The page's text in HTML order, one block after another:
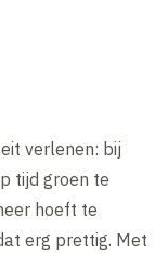
verlenen: bij
tijd groen te
hoeft te
erg prettig. Met